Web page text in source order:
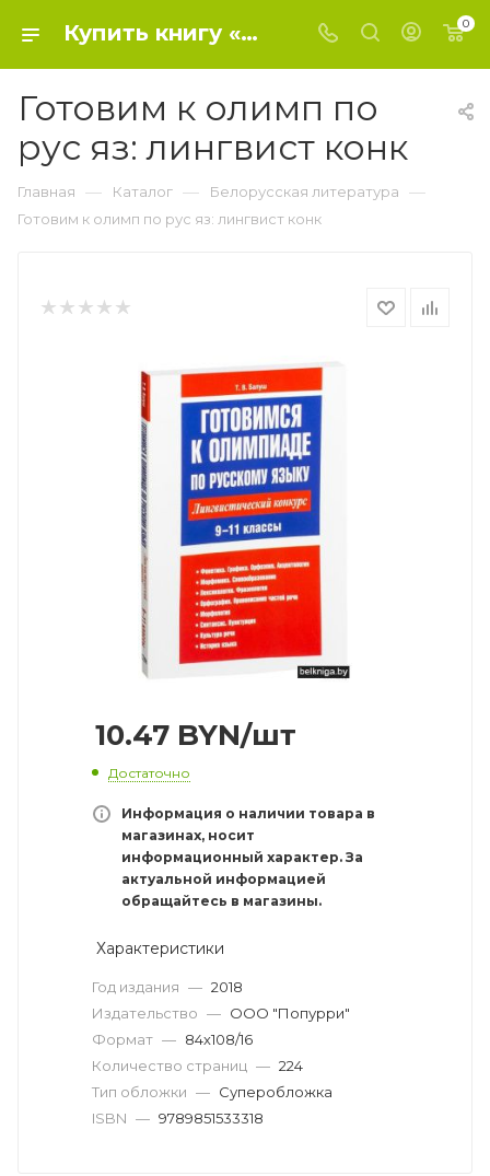
Купить книгу «Готовим к олимп по рус яз: лингвист конк» 2018, - Белорусская литература 0
Готовим к олимп по
рус яз: лингвист конк
Главная — Каталог — Белорусская литература —
Готовим к олимп по рус яз: лингвист конк
10.47 BYN/шт
Достаточно
Информация о наличии товара в
магазинах, носит
информационный характер. За
актуальной информацией
обращайтесь в магазины.
Характеристики
Год издания — 2018
Издательство — ООО "Попурри"
Формат — 84х108/16
Количество страниц — 224
Тип обложки — Суперобложка
ISBN — 9789851533318